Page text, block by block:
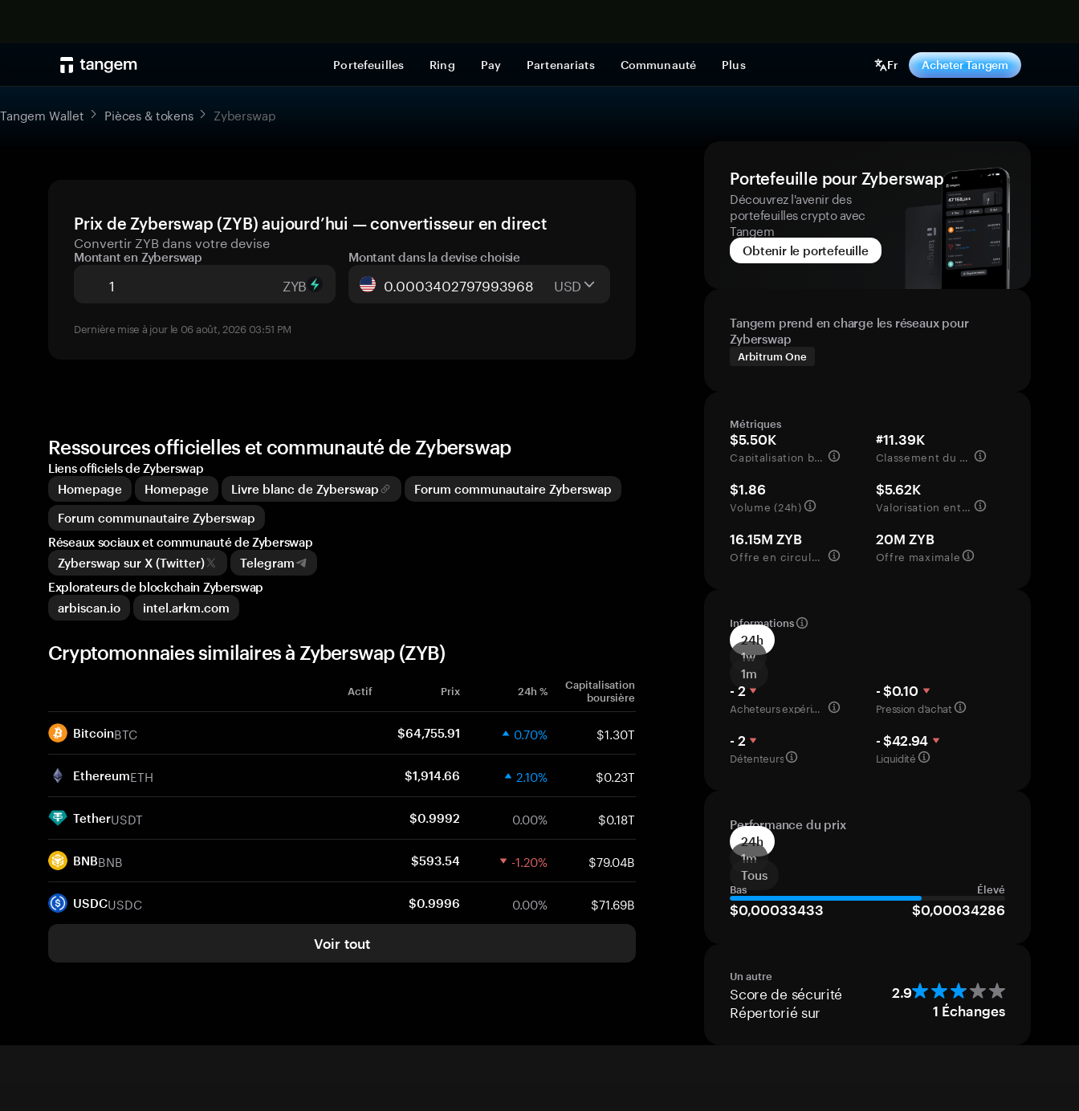
Portefeuilles Ring Pay Partenariats Communauté Plus Fr Acheter Tangem
Tangem Wallet Pièces & tokens Zyberswap
Prix de Zyberswap (ZYB) aujourd’hui — convertisseur en direct
Convertir ZYB dans votre devise
Montant en Zyberswap
ZYB
Montant dans la devise choisie
USD
Dernière mise à jour le 06 août, 2026 03:51 PM
Portefeuille pour Zyberswap
Découvrez l'avenir des
portefeuilles crypto avec
Tangem
Obtenir le portefeuille
Tangem prend en charge les réseaux pour
Zyberswap
Arbitrum One
Métriques
$5.50K
Capitalisation boursière
#11.39K
Classement du marché
$1.86
Volume (24h)
$5.62K
Valorisation entièrement diluée
16.15M ZYB
Offre en circulation
20M ZYB
Offre maximale
Informations
24h
1w
1m
- 2
Acheteurs expérimentés
- $0.10
Pression d’achat
- 2
Détenteurs
- $42.94
Liquidité
Performance du prix
24h
1m
Tous
Bas Élevé
$0,00033433 $0,00034286
Un autre
Score de sécurité 2.9
Répertorié sur 1 Échanges
Ressources officielles et communauté de Zyberswap
Liens officiels de Zyberswap
Homepage
Homepage Livre blanc de Zyberswap
Forum communautaire Zyberswap
Forum communautaire Zyberswap
Réseaux sociaux et communauté de Zyberswap
Zyberswap sur X (Twitter)
Telegram
Explorateurs de blockchain Zyberswap
arbiscan.io
intel.arkm.com
Cryptomonnaies similaires à Zyberswap (ZYB)
Actif Prix 24h %
Capitalisation
boursière
BitcoinBTC $64,755.91 0.70% $1.30T
EthereumETH $1,914.66 2.10% $0.23T
TetherUSDT $0.9992 0.00% $0.18T
BNBBNB $593.54 -1.20% $79.04B
USDCUSDC $0.9996 0.00% $71.69B
Voir tout